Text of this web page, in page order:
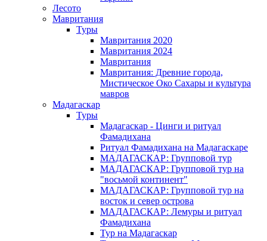
Лесото
Мавритания
Туры
Мавритания 2020
Мавритания 2024
Мавритания
Мавритания: Древние города,
Мистическое Око Сахары и культура
мавров
Мадагаскар
Туры
Мадагаскар - Цинги и ритуал
Фамадихана
Ритуал Фамадихана на Мадагаскаре
МАДАГАСКАР: Групповой тур
МАДАГАСКАР: Групповой тур на
"восьмой континент"
МАДАГАСКАР: Групповой тур на
восток и север острова
МАДАГАСКАР: Лемуры и ритуал
Фамадихана
Тур на Мадагаскар